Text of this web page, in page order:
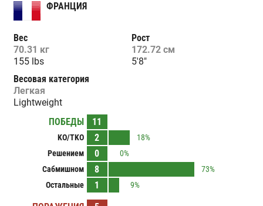
ФРАНЦИЯ
Вес
70.31 кг
155 lbs
Рост
172.72 см
5'8"
Весовая категория
Легкая
Lightweight
ПОБЕДЫ
11
KO/TKO 2
18%
Решением
0
0%
Сабмишном
8
73%
Остальные
1 9%